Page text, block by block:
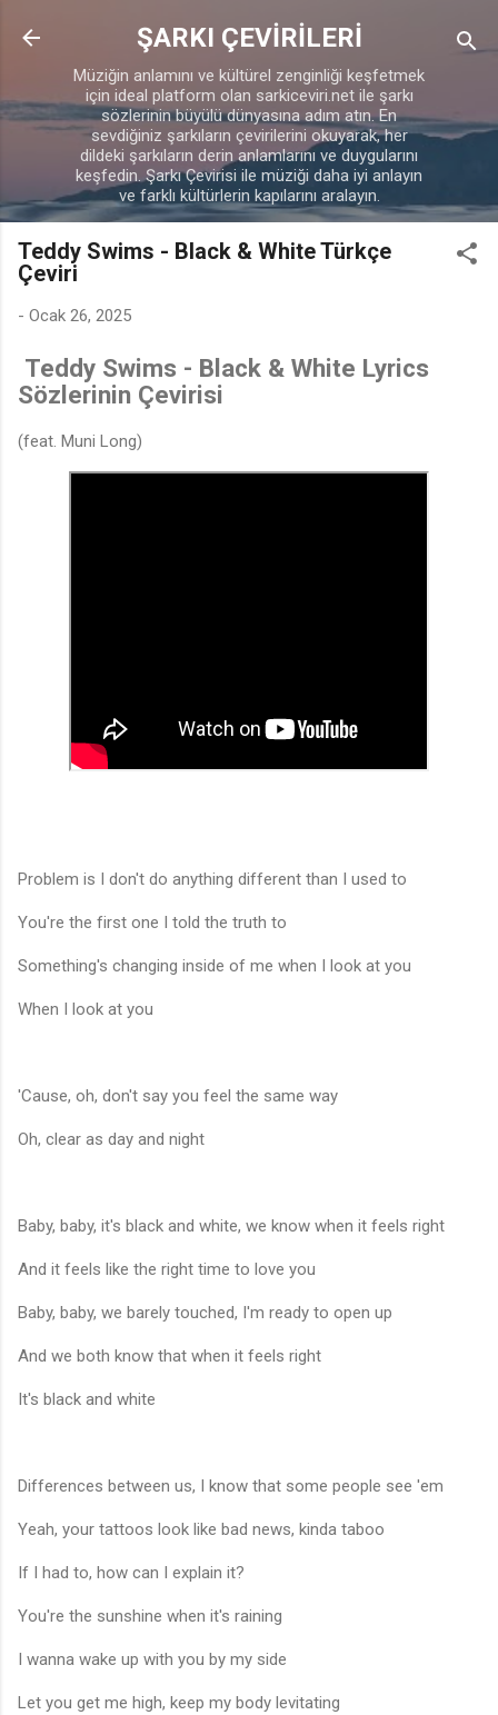
Ana içeriğe atla
ŞARKI ÇEVİRİLERİ
Müziğin anlamını ve kültürel zenginliği keşfetmek
için ideal platform olan sarkiceviri.net ile şarkı
sözlerinin büyülü dünyasına adım atın. En
sevdiğiniz şarkıların çevirilerini okuyarak, her
dildeki şarkıların derin anlamlarını ve duygularını
keşfedin. Şarkı Çevirisi ile müziği daha iyi anlayın
ve farklı kültürlerin kapılarını aralayın.
Teddy Swims - Black & White Türkçe
Çeviri
- Ocak 26, 2025
Teddy Swims - Black & White Lyrics
Sözlerinin Çevirisi
(feat. Muni Long)
Problem is I don't do anything different than I used to
You're the first one I told the truth to
Something's changing inside of me when I look at you
When I look at you
'Cause, oh, don't say you feel the same way
Oh, clear as day and night
Baby, baby, it's black and white, we know when it feels right
And it feels like the right time to love you
Baby, baby, we barely touched, I'm ready to open up
And we both know that when it feels right
It's black and white
Differences between us, I know that some people see 'em
Yeah, your tattoos look like bad news, kinda taboo
If I had to, how can I explain it?
You're the sunshine when it's raining
I wanna wake up with you by my side
Let you get me high, keep my body levitating